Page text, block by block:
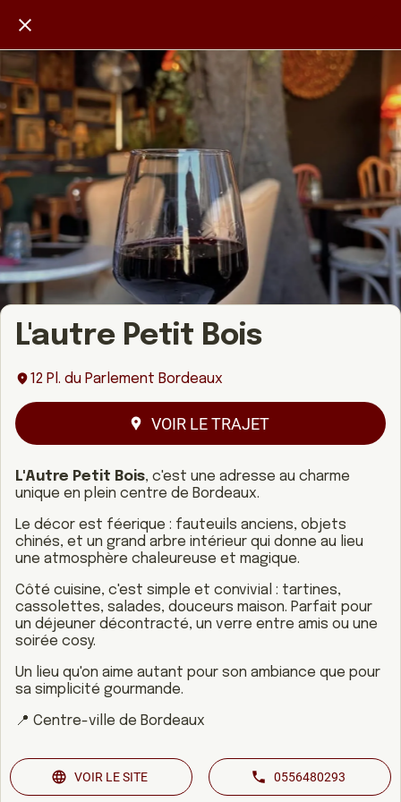
L'autre Petit Bois
12 Pl. du Parlement Bordeaux
VOIR LE TRAJET
L'Autre Petit Bois, c'est une adresse au charme
unique en plein centre de Bordeaux.
Le décor est féerique : fauteuils anciens, objets
chinés, et un grand arbre intérieur qui donne au lieu
une atmosphère chaleureuse et magique.
Côté cuisine, c'est simple et convivial : tartines,
cassolettes, salades, douceurs maison. Parfait pour
un déjeuner décontracté, un verre entre amis ou une
soirée cosy.
Un lieu qu'on aime autant pour son ambiance que pour
sa simplicité gourmande.
📍 Centre-ville de Bordeaux
VOIR LE SITE 0556480293